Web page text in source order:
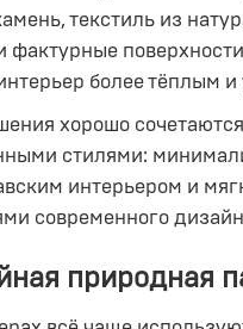
текстиль из
фактурные
более тёплым
хорошо
стилями:
интерьером и
современного
природная